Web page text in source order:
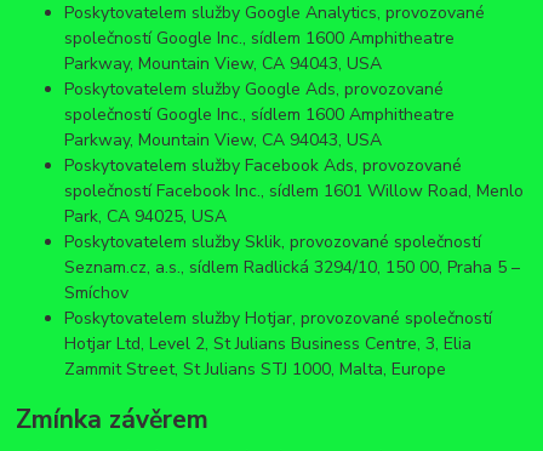
Poskytovatelem služby Google Analytics, provozované
společností Google Inc., sídlem 1600 Amphitheatre
Parkway, Mountain View, CA 94043, USA
Poskytovatelem služby Google Ads, provozované
společností Google Inc., sídlem 1600 Amphitheatre
Parkway, Mountain View, CA 94043, USA
Poskytovatelem služby Facebook Ads, provozované
společností Facebook Inc., sídlem 1601 Willow Road, Menlo
Park, CA 94025, USA
Poskytovatelem služby Sklik, provozované společností
Seznam.cz, a.s., sídlem Radlická 3294/10, 150 00, Praha 5 –
Smíchov
Poskytovatelem služby Hotjar, provozované společností
Hotjar Ltd, Level 2, St Julians Business Centre, 3, Elia
Zammit Street, St Julians STJ 1000, Malta, Europe
Zmínka závěrem